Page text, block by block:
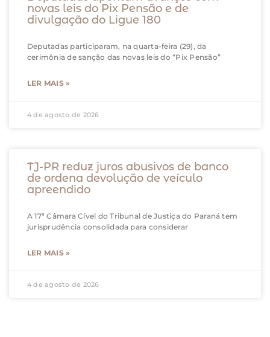
novas leis do Pix Pensão e de
divulgação do Ligue 180
Deputadas participaram, na quarta-feira (29), da
cerimônia de sanção das novas leis do “Pix Pensão”
LER MAIS »
4 de agosto de 2026
TJ-PR reduz juros abusivos de banco
de ordena devolução de veículo
apreendido
A 17ª Câmara Cível do Tribunal de Justiça do Paraná tem
jurisprudência consolidada para considerar
LER MAIS »
4 de agosto de 2026